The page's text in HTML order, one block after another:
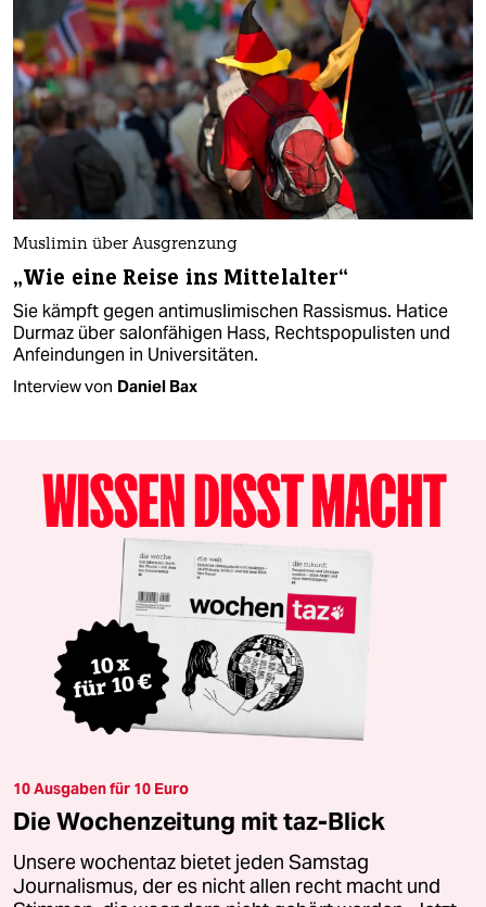
Muslimin über Ausgrenzung
„Wie eine Reise ins Mittelalter“
Sie kämpft gegen antimuslimischen Rassismus. Hatice
Durmaz über salonfähigen Hass, Rechtspopulisten und
Anfeindungen in Universitäten.
Interview von Daniel Bax
10 Ausgaben für 10 Euro
Die Wochenzeitung mit taz-Blick
Unsere wochentaz bietet jeden Samstag
Journalismus, der es nicht allen recht macht und